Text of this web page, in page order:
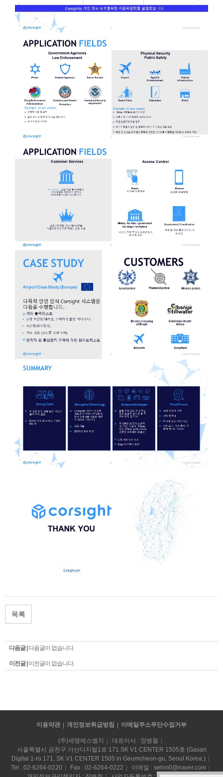
목록
다음글 | 다음글이 없습니다.
이전글 | 이전글이 없습니다.
이용약관 개인정보취급방침 이메일주소무단수집거부
(주)세명에스엠지
대표이사 : 장병철
서울특별시 금천구 가산디지털1로 171 SK V1 CENTER 1505호 (Gasan
Digital 1-ro 171, SK V1 CENTER 1505 in Geumcheon-gu, Seoul Korea.)
Tel : 02-6264-0220 Fax : 02-6264-0222 이메일 : sehm0@naver.com